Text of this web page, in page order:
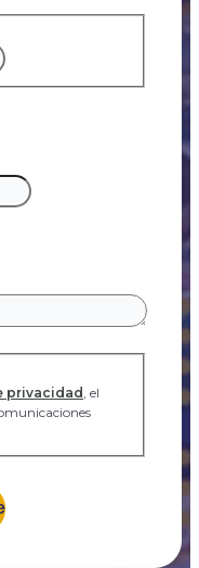
Nombre
privacidad , el